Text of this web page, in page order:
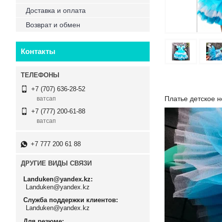
Платье детское
Доставка и оплата
Возврат и обмен
Контакты
+7 (707) 636-28-52
ватсап
+7 (777) 200-61-88
ватсап
+7 777 200 61 88
ДРУГИЕ ВИДЫ СВЯЗИ
Landuken@yandex.kz
Landuken@yandex.kz
Служба поддержки клиентов
Landuken@yandex.kz